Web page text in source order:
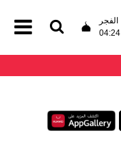
الفجر
04:24